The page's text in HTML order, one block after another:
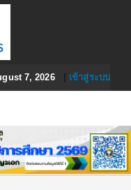
7, 2026| เข้าสู่ระบบ